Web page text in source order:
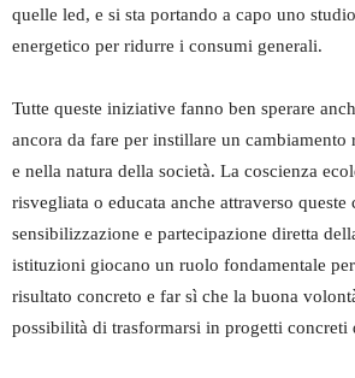
quelle led, e si sta portando a capo uno
energetico per ridurre i consumi generali.
Tutte queste iniziative fanno ben sperare
ancora da fare per instillare un cambiamento
e nella natura della società. La coscienza
risvegliata o educata anche attraverso queste
sensibilizzazione e partecipazione diretta
istituzioni giocano un ruolo fondamentale
risultato concreto e far sì che la buona
possibilità di trasformarsi in progetti concreti